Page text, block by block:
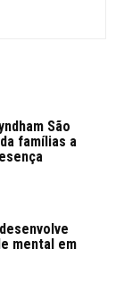
São
famílias a
mental em